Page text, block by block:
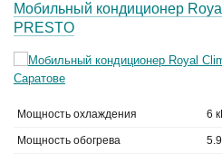
Мобильный кондиционер
PRESTO
Мощность охлаждения 6
Мощность обогрева